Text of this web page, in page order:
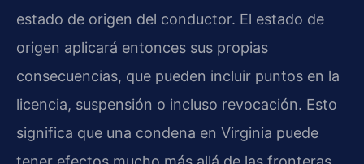
estado de origen del conductor. El estado de
origen aplicará entonces sus propias
consecuencias, que pueden incluir puntos en la
licencia, suspensión o incluso revocación. Esto
significa que una condena en Virginia puede